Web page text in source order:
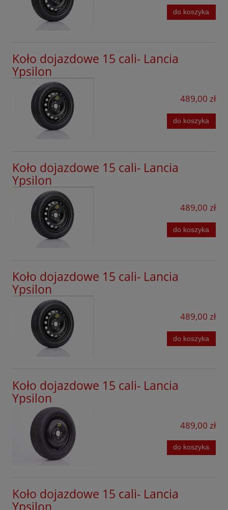
DFSK
Fiat
Ford
Forthing
GAC
Hyundai
Jaecoo
Kia
KGM
Lexus
Lynk&Co
Mazda
Mercedes
Mitsubishi
Nissan
Omoda
Opel
Peugeot
Infinity
do koszyka
Koło dojazdowe 15 cali- Lancia
Ypsilon
489,00 zł
do koszyka
Koło dojazdowe 15 cali- Lancia
Ypsilon
489,00 zł
do koszyka
Koło dojazdowe 15 cali- Lancia
Ypsilon
489,00 zł
do koszyka
Koło dojazdowe 15 cali- Lancia
Ypsilon
489,00 zł
do koszyka
Koło dojazdowe 15 cali- Lancia
Ypsilon